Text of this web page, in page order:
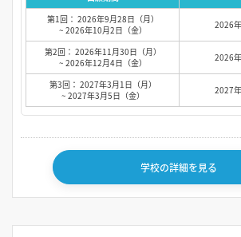
第1回： 2026年9月28日（月）
~ 2026年10月2日（金）
2026
第2回： 2026年11月30日（月）
~ 2026年12月4日（金）
2026
第3回： 2027年3月1日（月）
~ 2027年3月5日（金）
2027
学校の詳細を見る